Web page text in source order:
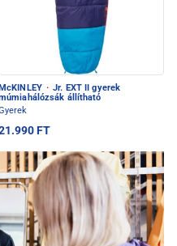
· Jr. EXT II gyerek
állítható
FT